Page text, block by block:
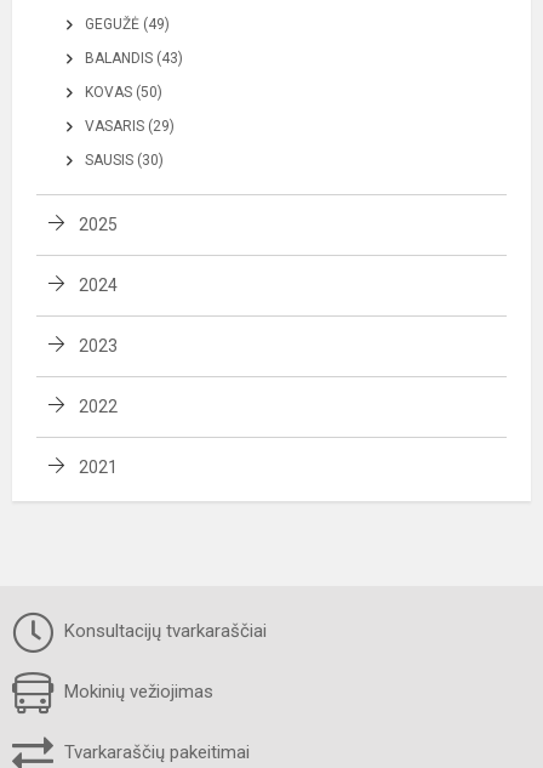
GEGUŽĖ (49)
BALANDIS (43)
KOVAS (50)
VASARIS (29)
SAUSIS (30)
2025
2024
2023
2022
2021
Konsultacijų tvarkaraščiai
Mokinių vežiojimas
Tvarkaraščių pakeitimai